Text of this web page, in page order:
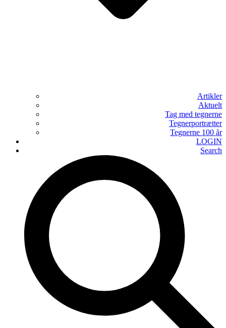
Artikler
Aktuelt
Tag med tegnerne
Tegnerportrætter
Tegnerne 100 år
LOGIN
Search